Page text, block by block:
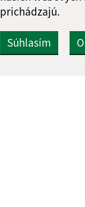
prichádzajú.
Súhlasím